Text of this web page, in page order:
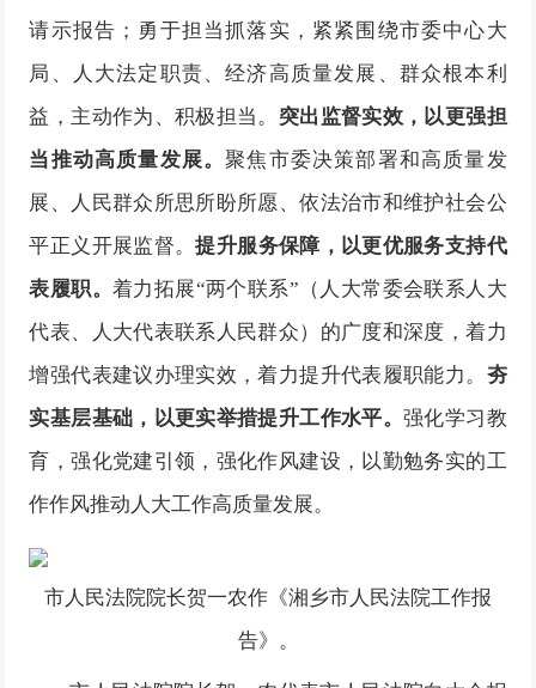
请示报告；勇于担当抓落实，紧紧围绕市委中心大
局、人大法定职责、经济高质量发展、群众根本利
益，主动作为、积极担当。 突出监督实效，以更强担
当推动高质量发展。聚焦市委决策部署和高质量发
展、人民群众所思所盼所愿、依法治市和维护社会公
平正义开展监督。提升服务保障，以更优服务支持代
表履职。着力拓展“两个联系”（人大常委会联系人大
代表、人大代表联系人民群众）的广度和深度，着力
增强代表建议办理实效，着力提升代表履职能力。 夯
实基层基础，以更实举措提升工作水平。强化学习教
育，强化党建引领，强化作风建设，以勤勉务实的工
作作风推动人大工作高质量发展。
市人民法院院长贺一农作《湘乡市人民法院工作报
告》。